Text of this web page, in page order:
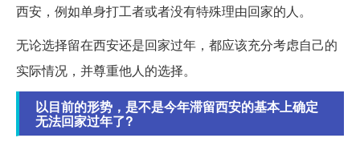
西安，例如单身打工者或者没有特殊理由回家的人。
无论选择留在西安还是回家过年，都应该充分考虑自己的
实际情况，并尊重他人的选择。
以目前的形势，是不是今年滞留西安的基本上确定
无法回家过年了?